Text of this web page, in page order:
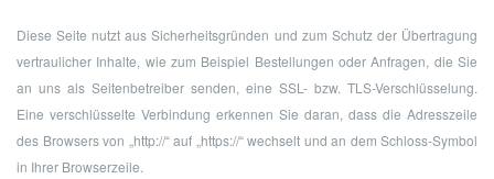
Diese Seite nutzt aus Sicherheitsgründen und zum Schutz der Übertragung
vertraulicher Inhalte, wie zum Beispiel Bestellungen oder Anfragen, die Sie
an uns als Seitenbetreiber senden, eine SSL- bzw. TLS-Verschlüsselung.
Eine verschlüsselte Verbindung erkennen Sie daran, dass die Adresszeile
des Browsers von „http://“ auf „https://“ wechselt und an dem Schloss-Symbol
in Ihrer Browserzeile.